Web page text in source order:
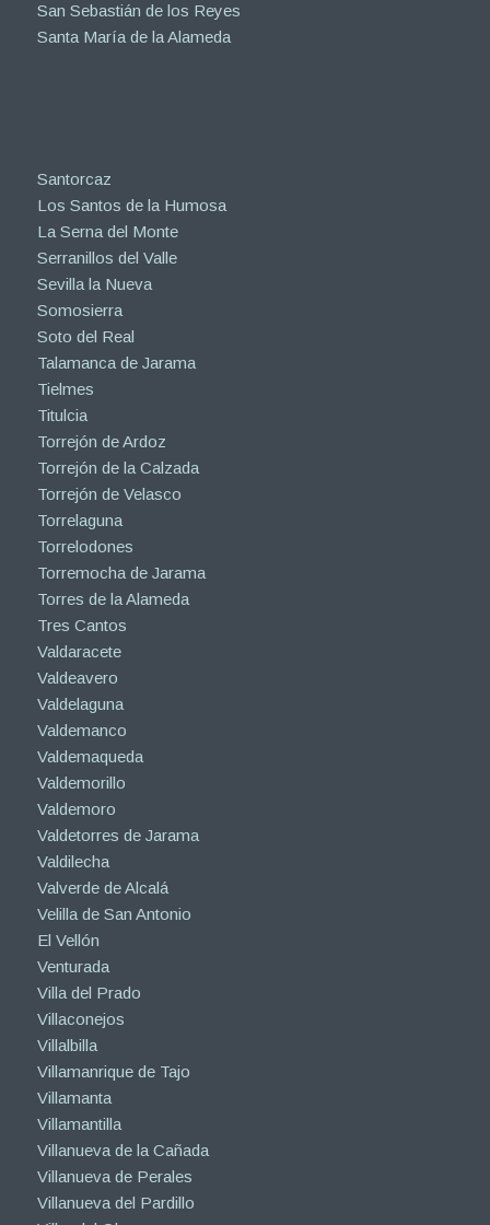
San Sebastián de los Reyes
Santa María de la Alameda
Santorcaz
Los Santos de la Humosa
La Serna del Monte
Serranillos del Valle
Sevilla la Nueva
Somosierra
Soto del Real
Talamanca de Jarama
Tielmes
Titulcia
Torrejón de Ardoz
Torrejón de la Calzada
Torrejón de Velasco
Torrelaguna
Torrelodones
Torremocha de Jarama
Torres de la Alameda
Tres Cantos
Valdaracete
Valdeavero
Valdelaguna
Valdemanco
Valdemaqueda
Valdemorillo
Valdemoro
Valdetorres de Jarama
Valdilecha
Valverde de Alcalá
Velilla de San Antonio
El Vellón
Venturada
Villa del Prado
Villaconejos
Villalbilla
Villamanrique de Tajo
Villamanta
Villamantilla
Villanueva de la Cañada
Villanueva de Perales
Villanueva del Pardillo